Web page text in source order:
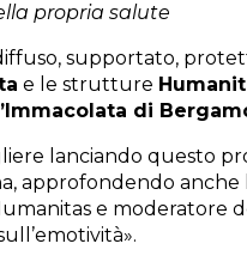
propria salute
supportato,
e le strutture
di
lanciando questo
approfondendo
e moderatore